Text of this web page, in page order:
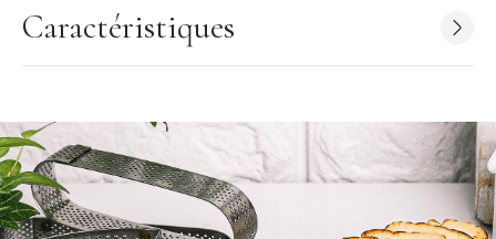
Très solide
Caractéristiques de l'Emporte Pièce
Chiffre : 7
Dimensions : 32 x 19 cm
Emporte pièce 100% inox
Tranchant biseauté : découpe nette et précise
Caractéristiques